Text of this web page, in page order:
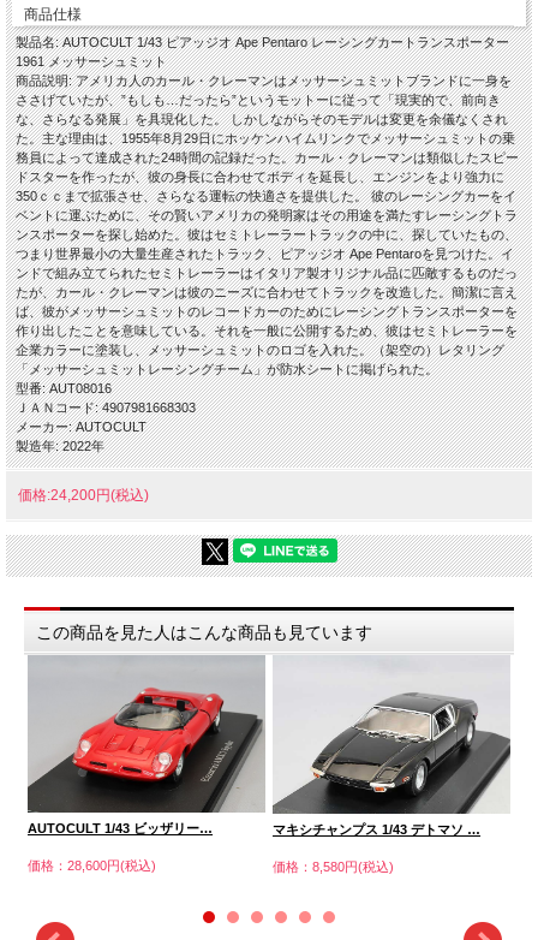
商品仕様
製品名: AUTOCULT 1/43 ピアッジオ Ape Pentaro レーシングカートランスポーター
1961 メッサーシュミット
商品説明: アメリカ人のカール・クレーマンはメッサーシュミットブランドに一身を
ささげていたが、”もしも…だったら”というモットーに従って「現実的で、前向き
な、さらなる発展」を具現化した。 しかしながらそのモデルは変更を余儀なくされ
た。主な理由は、1955年8月29日にホッケンハイムリンクでメッサーシュミットの乗
務員によって達成された24時間の記録だった。カール・クレーマンは類似したスピー
ドスターを作ったが、彼の身長に合わせてボディを延長し、エンジンをより強力に
350ｃｃまで拡張させ、さらなる運転の快適さを提供した。 彼のレーシングカーをイ
ベントに運ぶために、その賢いアメリカの発明家はその用途を満たすレーシングトラ
ンスポーターを探し始めた。彼はセミトレーラートラックの中に、探していたもの、
つまり世界最小の大量生産されたトラック、ピアッジオ Ape Pentaroを見つけた。イ
ンドで組み立てられたセミトレーラーはイタリア製オリジナル品に匹敵するものだっ
たが、カール・クレーマンは彼のニーズに合わせてトラックを改造した。簡潔に言え
ば、彼がメッサーシュミットのレコードカーのためにレーシングトランスポーターを
作り出したことを意味している。それを一般に公開するため、彼はセミトレーラーを
企業カラーに塗装し、メッサーシュミットのロゴを入れた。（架空の）レタリング
「メッサーシュミットレーシングチーム」が防水シートに掲げられた。
型番: AUT08016
ＪＡＮコード: 4907981668303
メーカー: AUTOCULT
製造年: 2022年
価格:24,200円(税込)
この商品を見た人はこんな商品も見ています
AUTOCULT 1/43 ビッザリー…
価格：28,600円(税込)
マキシチャンプス 1/43 デトマソ …
価格：8,580円(税込)